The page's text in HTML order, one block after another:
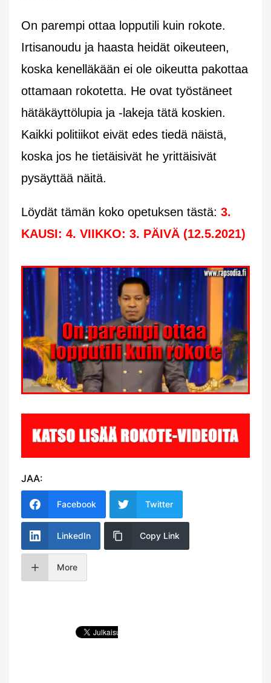
On parempi ottaa lopputili kuin rokote.
Irtisanoudu ja haasta heidät oikeuteen,
koska kenelläkään ei ole oikeutta pakottaa
ottamaan rokotetta. He ovat työstäneet
hätäkäyttölupia ja -lakeja tätä koskien.
Kaikki politiikot eivät edes tiedä näistä,
koska jos he tietäisivät he yrittäisivät
pysäyttää näitä.
Löydät tämän koko opetuksen tästä: 3.
KAUSI: 4. VIIKKO: 3. PÄIVÄ (12.5.2021)
JAA:
Facebook Twitter
LinkedIn Copy Link
More